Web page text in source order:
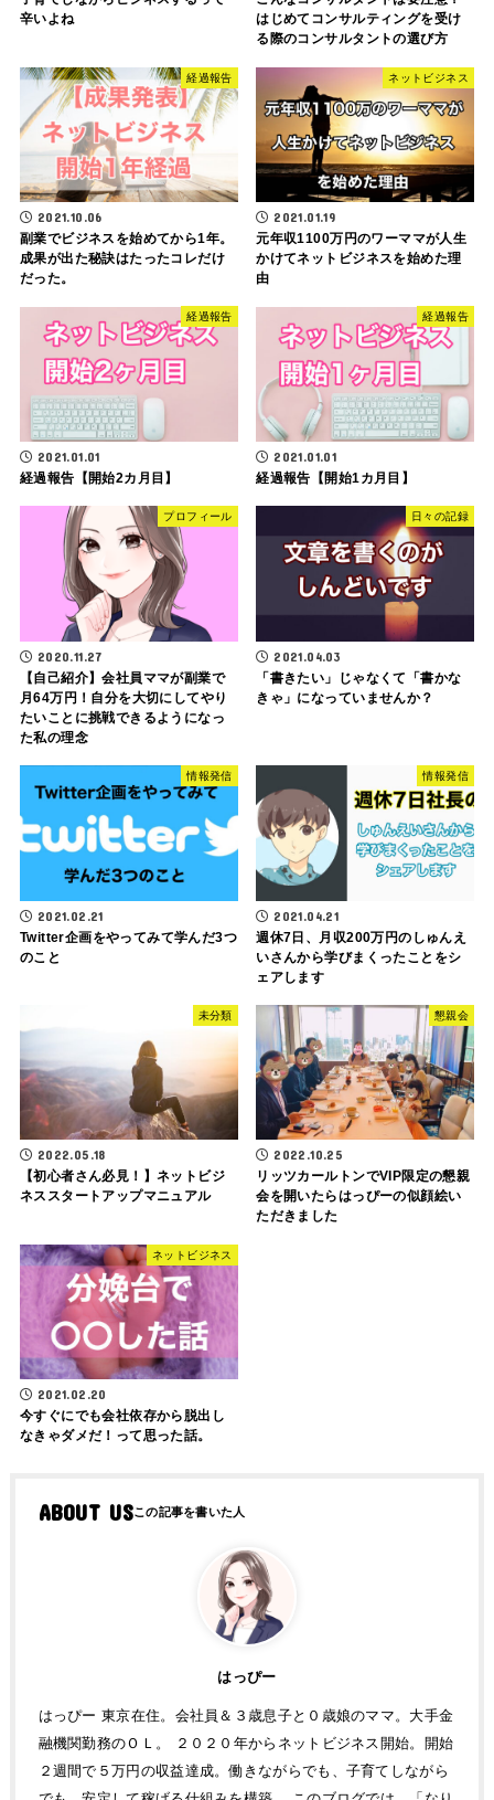
辛いよね
はじめてコンサルティングを受け
る際のコンサルタントの選び方
経過報告
2021.10.06
副業でビジネスを始めてから1年。
成果が出た秘訣はたったコレだけ
だった。
ネットビジネス
2021.01.19
元年収1100万円のワーママが人生
かけてネットビジネスを始めた理
由
経過報告
2021.01.01
経過報告【開始2カ月目】
経過報告
2021.01.01
経過報告【開始1カ月目】
プロフィール
2020.11.27
【自己紹介】会社員ママが副業で
月64万円！自分を大切にしてやり
たいことに挑戦できるようになっ
た私の理念
日々の記録
2021.04.03
「書きたい」じゃなくて「書かな
きゃ」になっていませんか？
情報発信
2021.02.21
Twitter企画をやってみて学んだ3つ
のこと
情報発信
2021.04.21
週休7日、月収200万円のしゅんえ
いさんから学びまくったことをシ
ェアします
未分類
2022.05.18
【初心者さん必見！】ネットビジ
ネススタートアップマニュアル
懇親会
2022.10.25
リッツカールトンでVIP限定の懇親
会を開いたらはっぴーの似顔絵い
ただきました
ネットビジネス
2021.02.20
今すぐにでも会社依存から脱出し
なきゃダメだ！って思った話。
ABOUT US
はっぴー
はっぴー 東京在住。会社員＆３歳息子と０歳娘のママ。大手金
融機関勤務のＯＬ。 ２０２０年からネットビジネス開始。開始
２週間で５万円の収益達成。働きながらでも、子育てしながら